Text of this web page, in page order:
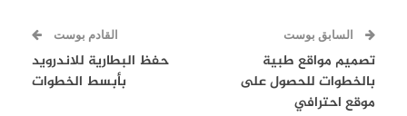
السابق بوست
تصميم مواقع طبية
بالخطوات للحصول على
موقع احترافي
القادم بوست
حفظ البطارية للاندرويد
بأبسط الخطوات